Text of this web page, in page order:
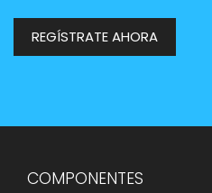
REGÍSTRATE AHORA
COMPONENTES